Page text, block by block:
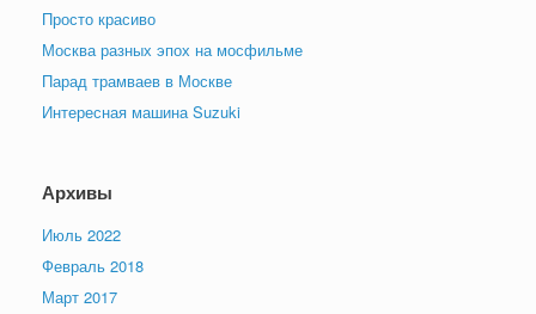
Просто красиво
Москва разных эпох на мосфильме
Парад трамваев в Москве
Интересная машина Suzuki
Архивы
Июль 2022
Февраль 2018
Март 2017